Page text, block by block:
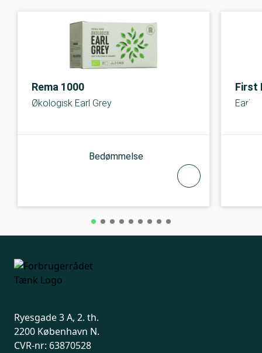
Rema 1000
Økologisk Earl Grey
Bedømmelse
First
Earl
Ryesgade 3 A, 2. th.
2200 København N.
CVR-nr: 63870528